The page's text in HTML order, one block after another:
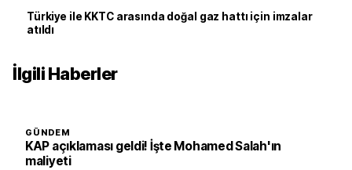
Türkiye ile KKTC arasında doğal gaz hattı için imzalar
atıldı
İlgili Haberler
GÜNDEM
KAP açıklaması geldi! İşte Mohamed Salah'ın
maliyeti